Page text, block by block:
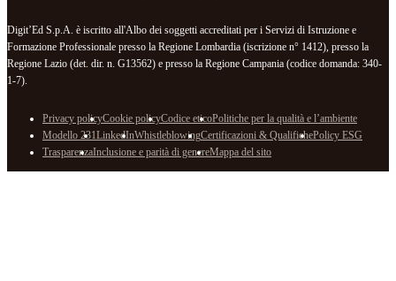
Digit’Ed S.p.A. è iscritto all'Albo dei soggetti accreditati per i Servizi di Istruzione e
Formazione Professionale presso la Regione Lombardia (iscrizione n° 1412), presso la
Regione Lazio (det. dir. n. G13562) e presso la Regione Campania (codice domanda: 340-
1-7).
Privacy policyCookie policyCodice eticoPolitiche per la qualità e l’ambiente
Modello 231LinkedInWhistleblowingCertificazioni & QualifichePolicy ESG
TrasparenzaInclusione e parità di genereMappa del sito